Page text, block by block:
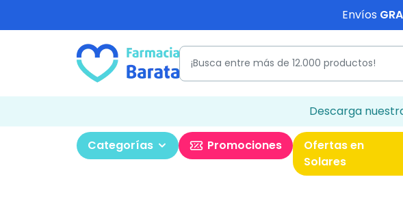
Envíos
Descarga
Categorías Promociones
Ofertas en
Solares